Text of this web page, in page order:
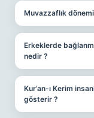
Muvazzaflık
Erkeklerde
nedir ?
Kur’an-ı Kerim
gösterir ?